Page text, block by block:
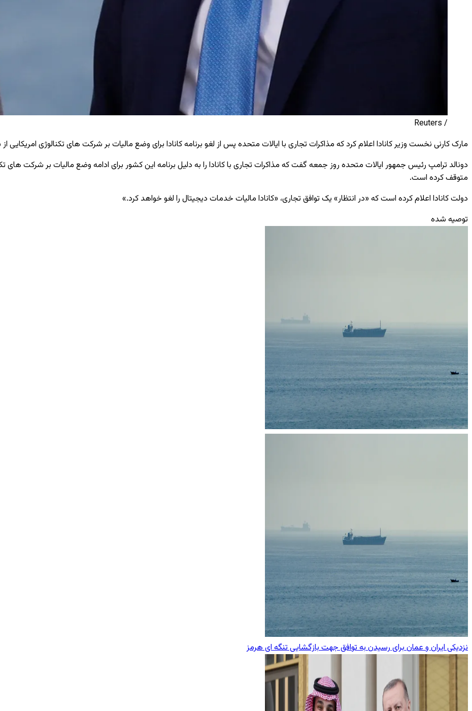
/ Reuters
مارک کارنی نخست‌ وزیر کانادا اعلام کرد که مذاکرات تجاری با ایالات متحده پس از لغو برنامه کانادا برای وضع مالیات بر شرکت‌ های تکنالوژی
دونالد ترامپ رئیس‌ جمهور ایالات متحده روز جمعه گفت که مذاکرات تجاری با کانادا را به دلیل برنامه این کشور برای ادامه وضع مالیات بر شرکت‌ های
متوقف کرده است.
دولت کانادا اعلام کرده است که «در انتظار» یک توافق تجاری، «کانادا مالیات خدمات دیجیتال را لغو خواهد کرد.»
توصیه شده
نزدیکی ایران و عمان برای رسیدن به توافق جهت بازگشایی تنگه ای هرمز